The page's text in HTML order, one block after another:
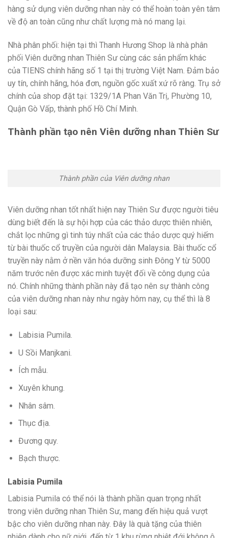
hàng sử dụng viên dưỡng nhan này có thể hoàn toàn yên tâm
về độ an toàn cũng như chất lượng mà nó mang lại.
Nhà phân phối: hiện tại thì Thanh Hương Shop là nhà phân
phối Viên dưỡng nhan Thiên Sư cùng các sản phẩm khác
của TIENS chính hãng số 1 tại thị trường Việt Nam. Đảm bảo
uy tín, chính hãng, hóa đơn, nguồn gốc xuất xứ rõ ràng. Trụ sở
chính của shop đặt tại: 1329/1A Phan Văn Trị, Phường 10,
Quận Gò Vấp, thành phố Hồ Chí Minh.
Thành phần tạo nên Viên dưỡng nhan Thiên Sư
Thành phần của Viên dưỡng nhan
Viên dưỡng nhan tốt nhất hiện nay Thiên Sư được người tiêu
dùng biết đến là sự hội hợp của các thảo dược thiên nhiên,
chắt lọc những gì tinh túy nhất của các thảo dược quý hiếm
từ bài thuốc cổ truyền của người dân Malaysia. Bài thuốc cổ
truyền này nằm ở nền văn hóa dưỡng sinh Đông Y từ 5000
năm trước nên được xác minh tuyệt đối về công dụng của
nó. Chính những thành phần này đã tạo nên sự thành công
của viên dưỡng nhan này như ngày hôm nay, cụ thể thì là 8
loại sau:
Labisia Pumila.
U Sồi Manjkani.
Ích mẫu.
Xuyên khung.
Nhân sâm.
Thục địa.
Đương quy.
Bạch thược.
Labisia Pumila
Labisia Pumila có thể nói là thành phần quan trọng nhất
trong viên dưỡng nhan Thiên Sư, mang đến hiệu quả vượt
bậc cho viên dưỡng nhan này. Đây là quà tặng của thiên